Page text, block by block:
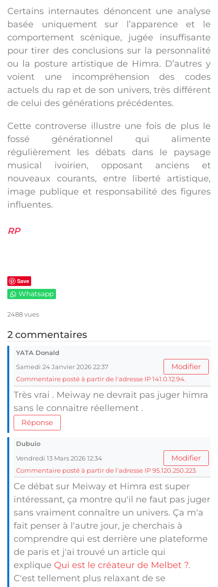
Certains internautes dénoncent une analyse
basée uniquement sur l’apparence et le
comportement scénique, jugée insuffisante
pour tirer des conclusions sur la personnalité
ou la posture artistique de Himra. D’autres y
voient une incompréhension des codes
actuels du rap et de son univers, très différent
de celui des générations précédentes.
Cette controverse illustre une fois de plus le
fossé générationnel qui alimente
régulièrement les débats dans le paysage
musical ivoirien, opposant anciens et
nouveaux courants, entre liberté artistique,
image publique et responsabilité des figures
influentes.
RP
Save
Whatsapp
2488 vues
2 commentaires
YATA Donald
Samedi 24 Janvier 2026 22:37
Modifier
Commentaire posté à partir de l'adresse IP 141.0.12.94.
Très vrai . Meiway ne devrait pas juger himra
sans le connaitre réellement .
Réponse
Dubuio
Vendredi 13 Mars 2026 12:34
Modifier
Commentaire posté à partir de l'adresse IP 95.120.250.223.
Ce débat sur Meiway et Himra est super
intéressant, ça montre qu'il ne faut pas juger
sans vraiment connaître un univers. Ça m'a
fait penser à l'autre jour, je cherchais à
comprendre qui est derrière une plateforme
de paris et j'ai trouvé un article qui
explique Qui est le créateur de Melbet ?.
C'est tellement plus relaxant de se